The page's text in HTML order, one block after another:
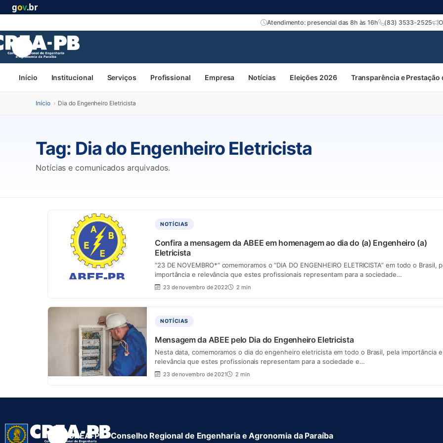
gov.br
Atendimento: presencial das 8h às 16h (83) 3533-2525
Início Institucional Serviços Profissional Empresa Notícias Eleições 2026 Transparência e Prestação
Início › Dia do Engenheiro Eletricista
Tag: Dia do Engenheiro Eletricista
Notícias e comunicados arquivados.
NOTÍCIAS
Confira a mensagem da ABEE em homenagem ao dia do (a) Engenheiro (a)
Eletricista
“23 DE NOVEMBRO*” comemoramos o “DIA DO ENGENHEIRO ELETRICISTA” em todo o Brasil,
importância e relevância que estes profissionais representam para a sociedade…
23 de novembro de 2022 2 min
NOTÍCIAS
Mensagem da ABEE pelo Dia do Engenheiro Eletricista
Nesta data, comemoramos o dia do engenheiro eletricista em todo o Brasil, pela importância e
relevância que estes profissionais representam para a sociedade e…
23 de novembro de 2021 2 min
CREA-PB · Conselho Regional de Engenharia e Agronomia da Paraíba